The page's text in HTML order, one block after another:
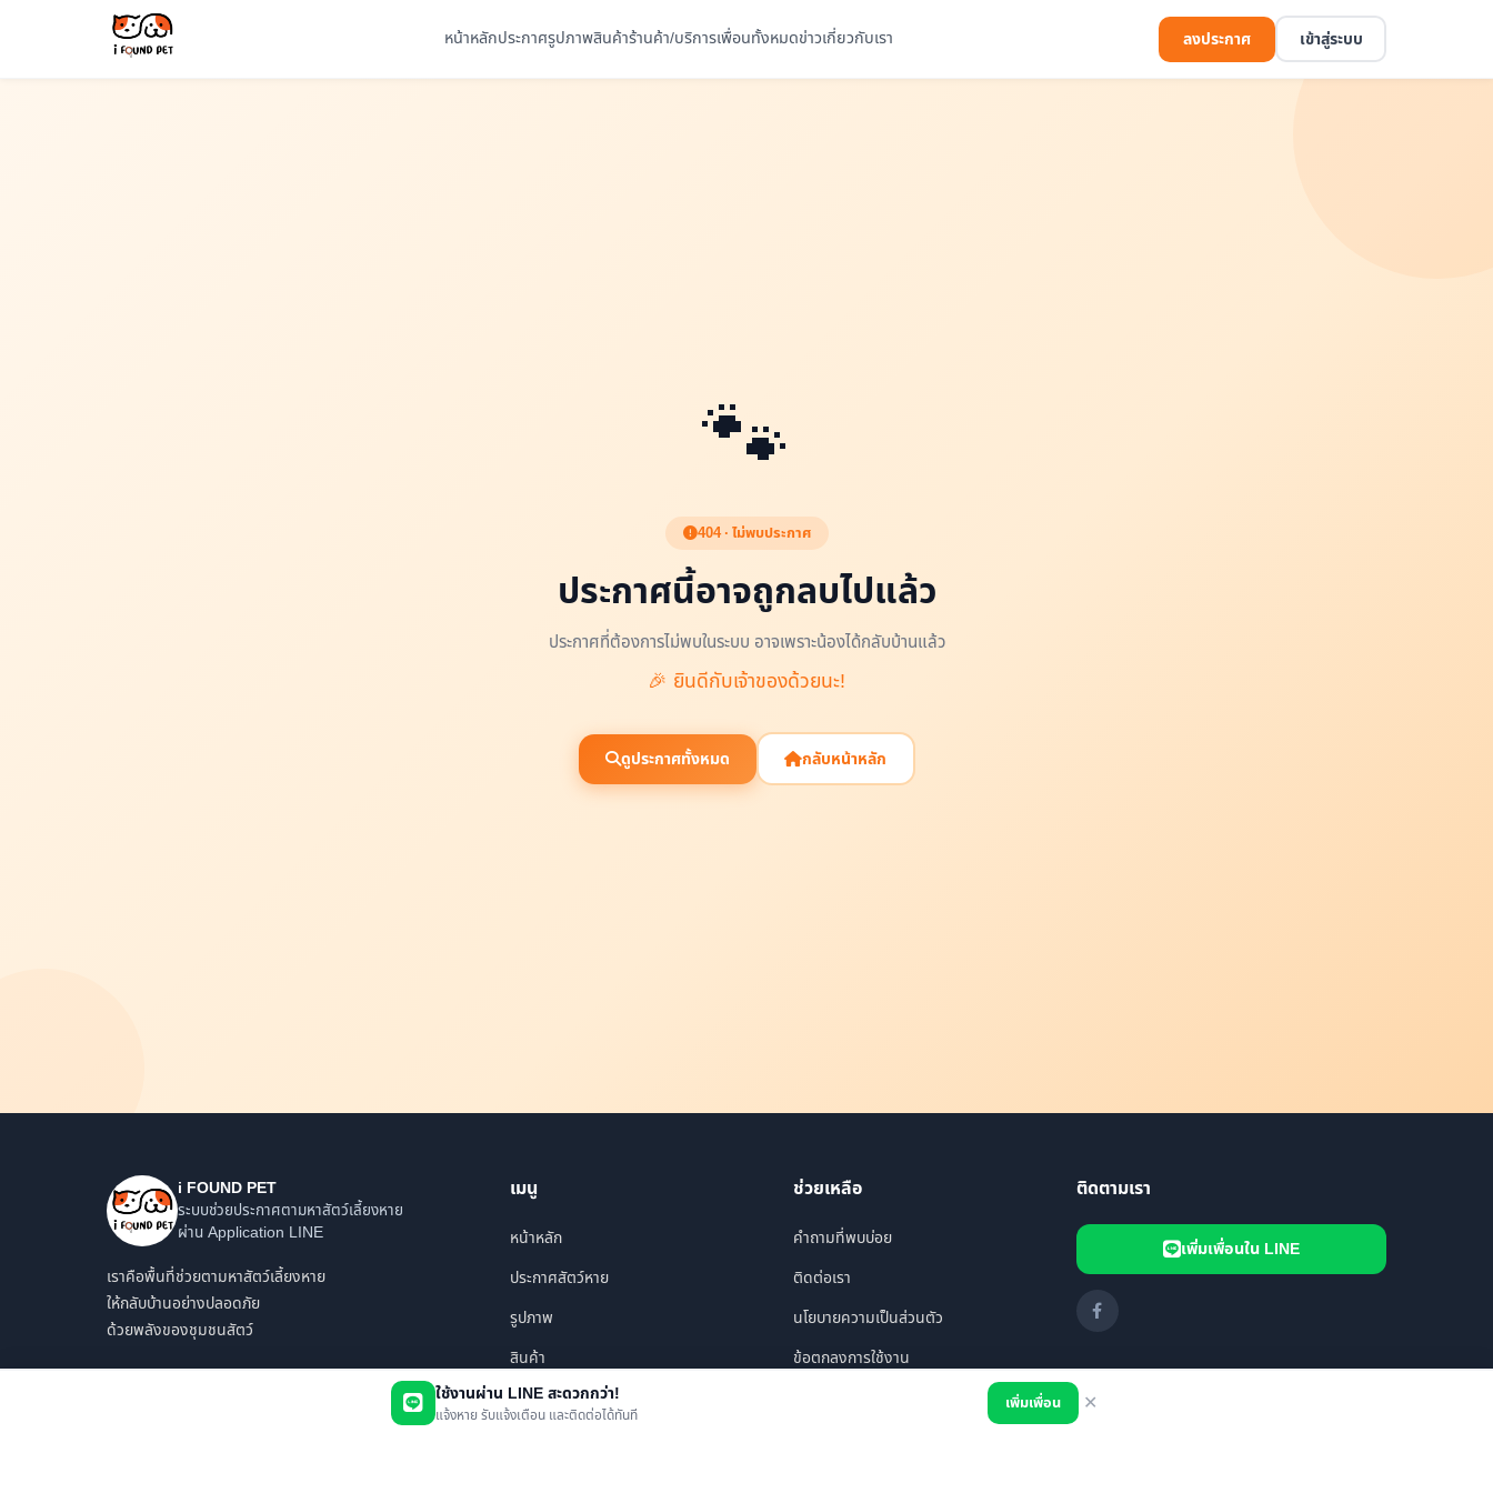
หน้าหลักประกาศรูปภาพสินค้าร้านค้า/บริการเพื่อนทั้งหมดข่าวเกี่ยวกับเรา ลงประกาศ เข้าสู่ระบบ
ใช้งานผ่าน LINE สะดวกกว่า!
แจ้งหาย รับแจ้งเตือน และติดต่อได้ทันที
เพิ่มเพื่อน ✕
🐾
404 · ไม่พบประกาศ
ประกาศนี้อาจถูกลบไปแล้ว
ประกาศที่ต้องการไม่พบในระบบ อาจเพราะน้องได้กลับบ้านแล้ว
🎉 ยินดีกับเจ้าของด้วยนะ!
ดูประกาศทั้งหมด กลับหน้าหลัก
i FOUND PET
ระบบช่วยประกาศตามหาสัตว์เลี้ยงหาย
ผ่าน Application LINE
เราคือพื้นที่ช่วยตามหาสัตว์เลี้ยงหาย
ให้กลับบ้านอย่างปลอดภัย
ด้วยพลังของชุมชนสัตว์
เมนู
หน้าหลัก
ประกาศสัตว์หาย
รูปภาพ
สินค้า
ร้านค้า/บริการ
ช่วยเหลือ
คำถามที่พบบ่อย
ติดต่อเรา
นโยบายความเป็นส่วนตัว
ข้อตกลงการใช้งาน
ติดตามเรา
เพิ่มเพื่อนใน LINE